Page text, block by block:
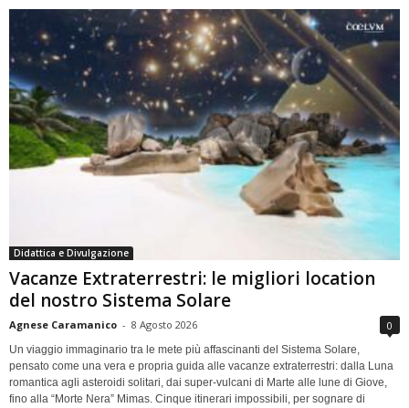
Didattica e Divulgazione
Vacanze Extraterrestri: le migliori location
del nostro Sistema Solare
Agnese Caramanico - 8 Agosto 2026 0
Un viaggio immaginario tra le mete più affascinanti del Sistema Solare,
pensato come una vera e propria guida alle vacanze extraterrestri: dalla Luna
romantica agli asteroidi solitari, dai super-vulcani di Marte alle lune di Giove,
fino alla “Morte Nera” Mimas. Cinque itinerari impossibili, per sognare di